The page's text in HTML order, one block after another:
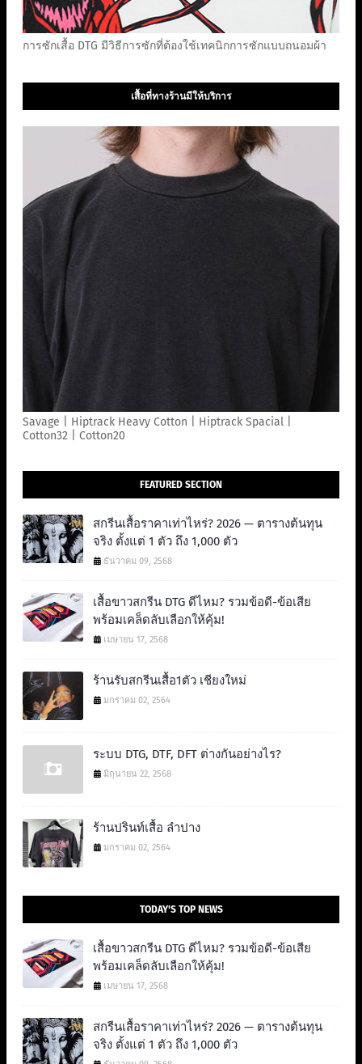
การซักเสื้อ DTG มีวิธีการซักที่ต้องใช้เทคนิกการซักแบบถนอมผ้า
เสื้อที่ทางร้านมีให้บริการ
Savage | Hiptrack Heavy Cotton | Hiptrack Spacial |
Cotton32 | Cotton20
FEATURED SECTION
สกรีนเสื้อราคาเท่าไหร่? 2026 — ตารางต้นทุน
จริง ตั้งแต่ 1 ตัว ถึง 1,000 ตัว
ธันวาคม 09, 2568
เสื้อขาวสกรีน DTG ดีไหม? รวมข้อดี-ข้อเสีย
พร้อมเคล็ดลับเลือกให้คุ้ม!
เมษายน 17, 2568
ร้านรับสกรีนเสื้อ1ตัว เชียงใหม่
มกราคม 02, 2564
ระบบ DTG, DTF, DFT ต่างกันอย่างไร?
มิถุนายน 22, 2568
ร้านปรินท์เสื้อ ลำปาง
มกราคม 02, 2564
TODAY'S TOP NEWS
เสื้อขาวสกรีน DTG ดีไหม? รวมข้อดี-ข้อเสีย
พร้อมเคล็ดลับเลือกให้คุ้ม!
เมษายน 17, 2568
สกรีนเสื้อราคาเท่าไหร่? 2026 — ตารางต้นทุน
จริง ตั้งแต่ 1 ตัว ถึง 1,000 ตัว